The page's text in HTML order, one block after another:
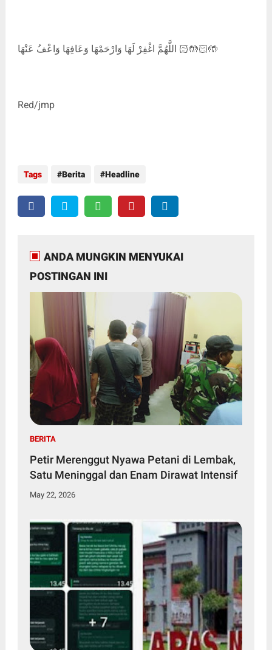
اللَّهُمَّ اغْفِرْ لَهَا وَارْحَمْهَا وَعَافِهَا وَاعْفُ عَنْهَا 🤲🏻🤲🏻
Red/jmp
Tags Berita Headline
ANDA MUNGKIN MENYUKAI
POSTINGAN INI
BERITA
Petir Merenggut Nyawa Petani di Lembak,
Satu Meninggal dan Enam Dirawat Intensif
May 22, 2026